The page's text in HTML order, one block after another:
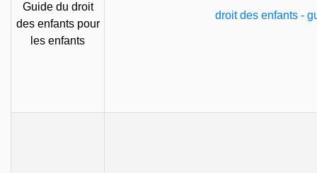
Guide du droit
des enfants pour
les enfants
droit des enfants -